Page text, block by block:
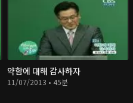
약함에 대해 감사하자
11/07/2013 • 45분